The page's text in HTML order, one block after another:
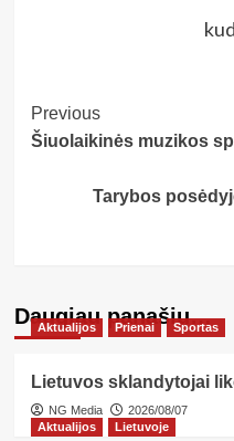
Post
Navigation
Previous
Šiuolaikinės muzikos
Tarybos
Daugiau panašių…
Aktualijos Prienai Sportas
Lietuvos sklandytojai
NG Media
2026/08/07
Aktualijos
Lietuvoje